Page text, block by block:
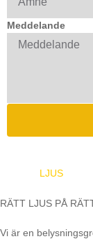
Meddelande
LJUS
RÄTT LJUS PÅ
Vi är en